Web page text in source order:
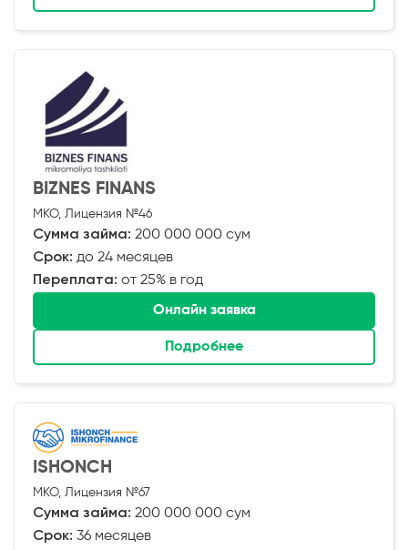
BIZNES FINANS
МКО, Лицензия №46
Сумма займа: 200 000 000 сум
Срок: до 24 месяцев
Переплата: от 25% в год
Онлайн заявка
Подробнее
ISHONCH
МКО, Лицензия №67
Сумма займа: 200 000 000 сум
Срок: 36 месяцев